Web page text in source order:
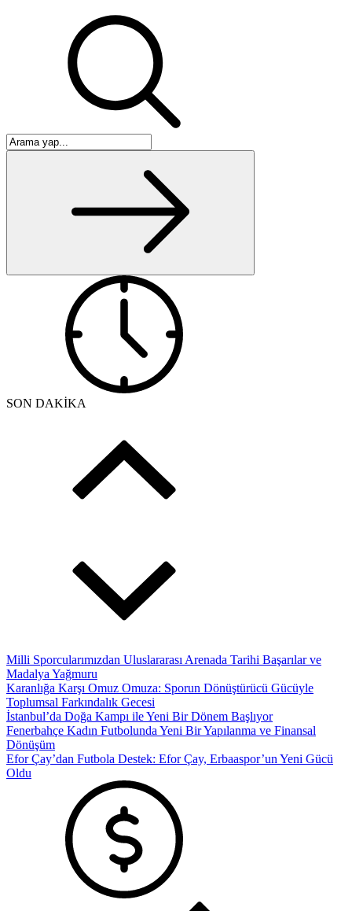
SON DAKİKA
Milli Sporcularımızdan Uluslararası Arenada Tarihi Başarılar ve
Madalya Yağmuru
Karanlığa Karşı Omuz Omuza: Sporun Dönüştürücü Gücüyle
Toplumsal Farkındalık Gecesi
İstanbul’da Doğa Kampı ile Yeni Bir Dönem Başlıyor
Fenerbahçe Kadın Futbolunda Yeni Bir Yapılanma ve Finansal
Dönüşüm
Efor Çay’dan Futbola Destek: Efor Çay, Erbaaspor’un Yeni Gücü
Oldu